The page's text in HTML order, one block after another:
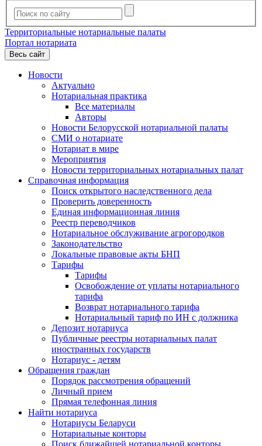
Территориальные нотариальные палаты
Портал нотариата
Весь сайт
Новости
Актуально
Нотариальная практика
Все материалы
Авторы
Новости Белорусской нотариальной палаты
СМИ о нотариате
Нотариат в мире
Мероприятия
Новости территориальных нотариальных палат
Справочная информация
Поиск открытого наследственного дела
Проверить доверенность
Единая информационная линия
Реестр переводчиков
Нотариальное обслуживание агрогородков
Законодательство
Локальные правовые акты БНП
Тарифы
Тарифы
Освобождение от уплаты нотариального
тарифа
Возврат нотариального тарифа
Нотариальный тариф по ИН с должника
Депозит нотариуса
Публичные реестры нотариальных палат
иностранных государств
Нотариус - детям
Обращения граждан
Порядок рассмотрения обращений
Личный прием
Прямая телефонная линия
Найти нотариуса
Нотариусы Беларуси
Нотариальные конторы
Поиск ближайшей нотариальной конторы